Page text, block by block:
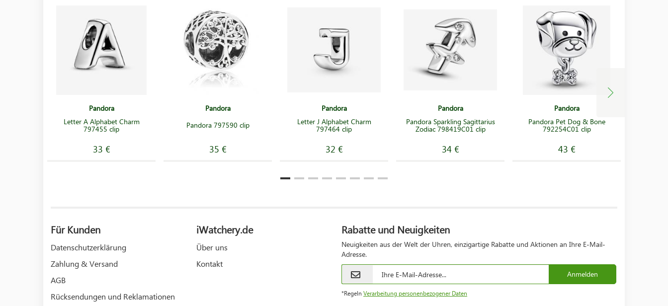
Pandora
Letter A Alphabet Charm
797455 clip
33 €
Pandora
Pandora 797590 clip
35 €
Pandora
Letter J Alphabet Charm
797464 clip
32 €
Pandora
Pandora Sparkling Sagittarius
Zodiac 798419C01 clip
34 €
Pandora
Pandora Pet Dog & Bone
792254C01 clip
43 €
Für Kunden
Datenschutzerklärung
Zahlung & Versand
AGB
Rücksendungen und Reklamationen
iWatchery.de
Über uns
Kontakt
Rabatte und Neuigkeiten
Neuigkeiten aus der Welt der Uhren, einzigartige Rabatte und Aktionen an Ihre E-Mail-
Adresse.
Anmelden
*Regeln Verarbeitung personenbezogener Daten